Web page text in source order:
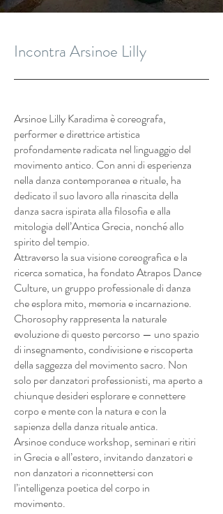
Incontra Arsinoe Lilly
Arsinoe Lilly Karadima è coreografa,
performer e direttrice artistica
profondamente radicata nel linguaggio del
movimento antico. Con anni di esperienza
nella danza contemporanea e rituale, ha
dedicato il suo lavoro alla rinascita della
danza sacra ispirata alla filosofia e alla
mitologia dell’Antica Grecia, nonché allo
spirito del tempio.
Attraverso la sua visione coreografica e la
ricerca somatica, ha fondato Atrapos Dance
Culture, un gruppo professionale di danza
che esplora mito, memoria e incarnazione.
Chorosophy rappresenta la naturale
evoluzione di questo percorso — uno spazio
di insegnamento, condivisione e riscoperta
della saggezza del movimento sacro. Non
solo per danzatori professionisti, ma aperto a
chiunque desideri esplorare e connettere
corpo e mente con la natura e con la
sapienza della danza rituale antica.
Arsinoe conduce workshop, seminari e ritiri
in Grecia e all’estero, invitando danzatori e
non danzatori a riconnettersi con
l’intelligenza poetica del corpo in
movimento.